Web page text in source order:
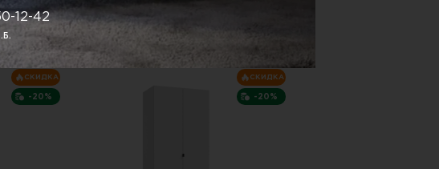
-20%
СКИДКА
-20%
СКИДКА
12-42